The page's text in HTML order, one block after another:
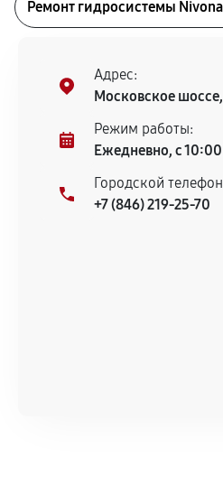
Ремонт гидросистемы
Адрес:
Московское
Режим работы:
Ежедневно, с
Городской
+7 (846) 219-25-70